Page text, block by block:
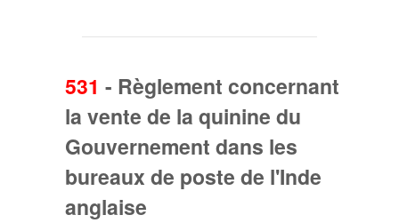
531 - Règlement concernant
la vente de la quinine du
Gouvernement dans les
bureaux de poste de l'Inde
anglaise